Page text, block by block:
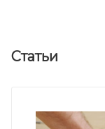
Статьи